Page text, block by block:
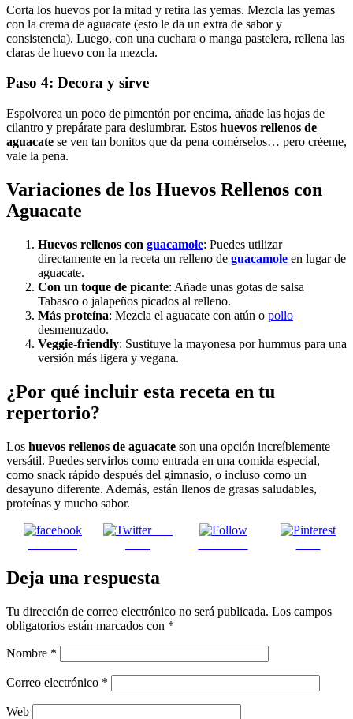
Corta los huevos por la mitad y retira las yemas. Mezcla las yemas
con la crema de aguacate (esto le da un extra de sabor y
consistencia). Luego, con una cuchara o manga pastelera, rellena las
claras de huevo con la mezcla.
Paso 4: Decora y sirve
Espolvorea un poco de pimentón por encima, añade las hojas de
cilantro y prepárate para deslumbrar. Estos huevos rellenos de
aguacate se ven tan bonitos que da pena comérselos… pero créeme,
vale la pena.
Variaciones de los Huevos Rellenos con
Aguacate
Huevos rellenos con guacamole: Puedes utilizar
directamente en la receta un relleno de guacamole en lugar de
aguacate.
Con un toque de picante: Añade unas gotas de salsa
Tabasco o jalapeños picados al relleno.
Más proteína: Mezcla el aguacate con atún o pollo
desmenuzado.
Veggie-friendly: Sustituye la mayonesa por hummus para una
versión más ligera y vegana.
¿Por qué incluir esta receta en tu
repertorio?
Los huevos rellenos de aguacate son una opción increíblemente
versátil. Puedes servirlos como entrada en una comida especial,
como snack rápido después del gimnasio, o incluso como un
desayuno diferente. Además, están llenos de grasas saludables,
proteínas y mucho sabor.
Post
Deja una respuesta
Tu dirección de correo electrónico no será publicada. Los campos
obligatorios están marcados con *
Nombre *
Correo electrónico *
Web